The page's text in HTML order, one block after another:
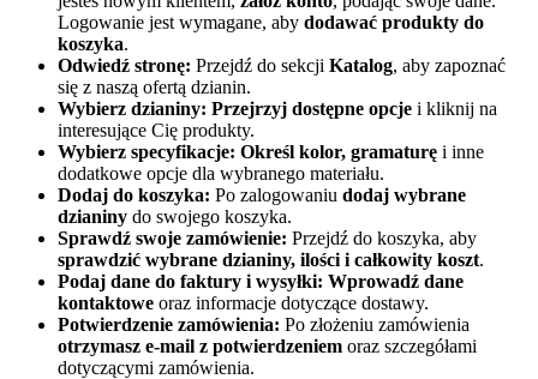
Logowanie jest wymagane, aby dodawać produkty do
koszyka.
Odwiedź stronę: Przejdź do sekcji Katalog, aby zapoznać
się z naszą ofertą dzianin.
Wybierz dzianiny: Przejrzyj dostępne opcje i kliknij na
interesujące Cię produkty.
Wybierz specyfikacje: Określ kolor, gramaturę i inne
dodatkowe opcje dla wybranego materiału.
Dodaj do koszyka: Po zalogowaniu dodaj wybrane
dzianiny do swojego koszyka.
Sprawdź swoje zamówienie: Przejdź do koszyka, aby
sprawdzić wybrane dzianiny, ilości i całkowity koszt.
Podaj dane do faktury i wysyłki: Wprowadź dane
kontaktowe oraz informacje dotyczące dostawy.
Potwierdzenie zamówienia: Po złożeniu zamówienia
otrzymasz e-mail z potwierdzeniem oraz szczegółami
dotyczącymi zamówienia.